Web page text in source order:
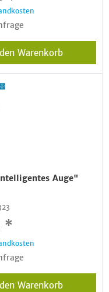
Warenkorb
Auge"
*
Warenkorb